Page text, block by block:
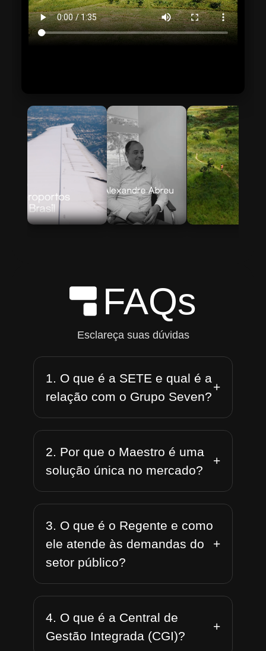
FAQs
Esclareça suas dúvidas
1. O que é a SETE e qual é a
relação com o Grupo Seven?
+
2. Por que o Maestro é uma
solução única no mercado?
+
3. O que é o Regente e como
ele atende às demandas do
setor público?
+
4. O que é a Central de
Gestão Integrada (CGI)?
+